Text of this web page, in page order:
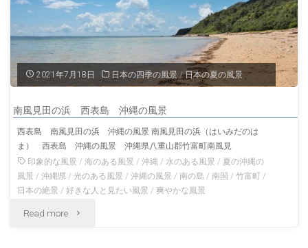
夕
暮
れ
縄
の
風
2021年7月18日 日本の四季の風景 / 日本の夏の風景
南風見田の浜 西表島 沖縄の風景
西表島 南風見田の浜 沖縄の風景 南風見田の浜（はいみだのは
ま） 西表島 沖縄の風景 沖縄県八重山郡竹富町南風見
印象的な風景 /海のある風景 /沖縄 /水のある風景 / 夏の沖縄の
風景 /沖縄県 /光のある風景 /沖縄の風景 /南の島 /南国 /竹富町 /
日本の絶景 /好きな人と見たい風景 /爽やかな風景
Read more "南